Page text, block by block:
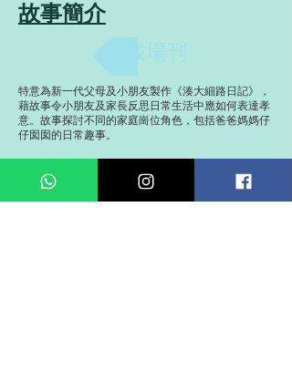
故事簡介
特意為新一代父母及小朋友製作《湊大細路日記》，
藉故事令小朋友及家長反思日常生活中應如何表達孝
意。故事探討不同的家庭崗位角色，包括爸爸媽媽仔
仔囡囡的日常趣事。
演出日期